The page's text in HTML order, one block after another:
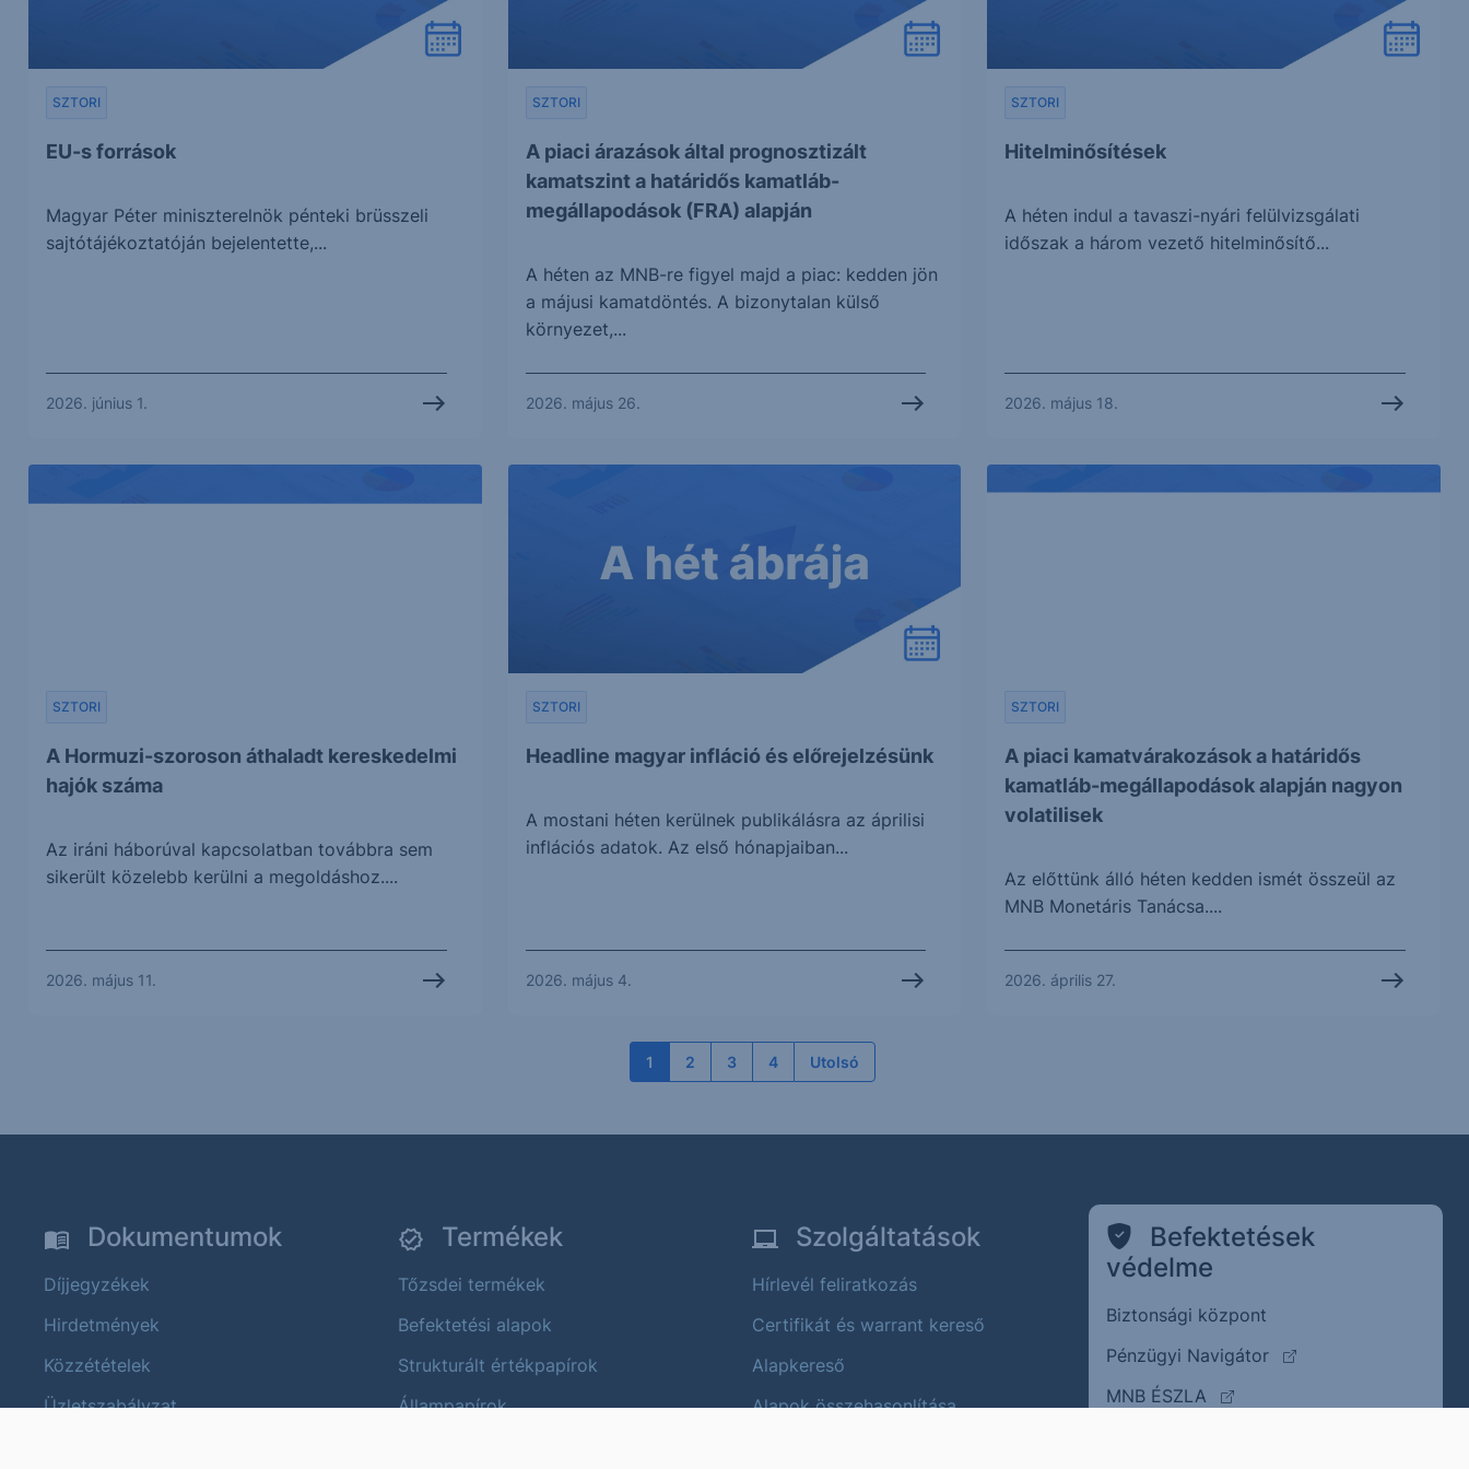
EU-s források
SZTORI
Magyar Péter miniszterelnök pénteki brüsszeli
sajtótájékoztatóján bejelentette,...
2026. június 1.
A piaci árazások által prognosztizált
kamatszint a határidős kamatláb-
megállapodások (FRA) alapján
SZTORI
A héten az MNB-re figyel majd a piac: kedden jön
a májusi kamatdöntés. A bizonytalan külső
környezet,...
2026. május 26.
Hitelminősítések
SZTORI
A héten indul a tavaszi-nyári felülvizsgálati
időszak a három vezető hitelminősítő...
2026. május 18.
A Hormuzi-szoroson áthaladt kereskedelmi
hajók száma
SZTORI
Az iráni háborúval kapcsolatban továbbra sem
sikerült közelebb kerülni a megoldáshoz....
2026. május 11.
Headline magyar infláció és előrejelzésünk
SZTORI
A mostani héten kerülnek publikálásra az áprilisi
inflációs adatok. Az első hónapjaiban...
2026. május 4.
A piaci kamatvárakozások a határidős
kamatláb-megállapodások alapján nagyon
volatilisek
SZTORI
Az előttünk álló héten kedden ismét összeül az
MNB Monetáris Tanácsa....
2026. április 27.
1 2 3 4 Utolsó
Dokumentumok
Díjjegyzékek
Hirdetmények
Közzétételek
Üzletszabályzat
Termékek
Tőzsdei termékek
Befektetési alapok
Strukturált értékpapírok
Állampapírok
Szolgáltatások
Hírlevél feliratkozás
Certifikát és warrant kereső
Alapkereső
Alapok összehasonlítása
Befektetések
védelme
Biztonsági központ
Pénzügyi Navigátor
(külső oldalra ugrik)
MNB ÉSZLA
(külső oldalra ugrik)